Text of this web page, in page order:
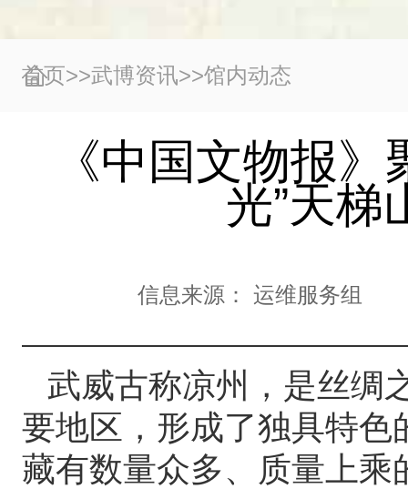
首页>>武博资讯>>馆内动态
《中国文物报
光”天梯
信息来源：运维服务组
武威古称凉州，是丝绸
要地区，形成了独具特
藏有数量众多、质量上